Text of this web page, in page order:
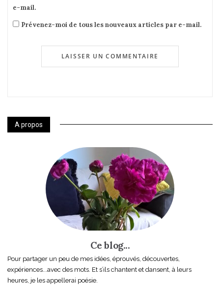
e-mail.
Prévenez-moi de tous les nouveaux articles par e-mail.
A propos
Ce blog...
Pour partager un peu de mes idées, éprouvés, découvertes,
expériences...avec des mots. Et s’ils chantent et dansent, à leurs
heures, je les appellerai poésie.